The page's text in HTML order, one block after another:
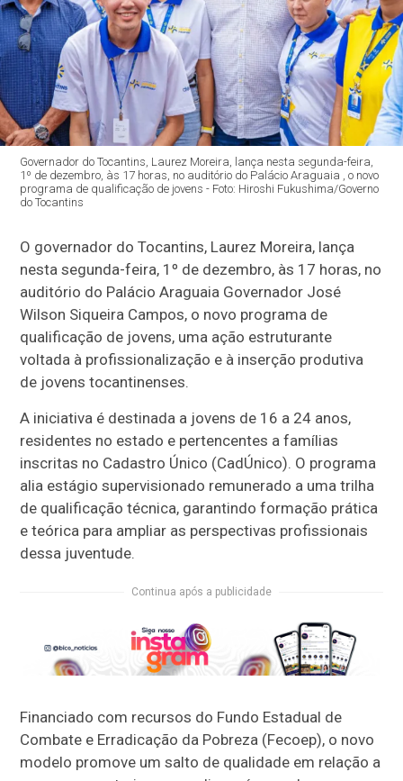
Governador do Tocantins, Laurez Moreira, lança nesta segunda-feira,
1º de dezembro, às 17 horas, no auditório do Palácio Araguaia , o novo
programa de qualificação de jovens - Foto: Hiroshi Fukushima/Governo
do Tocantins
O governador do Tocantins, Laurez Moreira, lança
nesta segunda-feira, 1º de dezembro, às 17 horas, no
auditório do Palácio Araguaia Governador José
Wilson Siqueira Campos, o novo programa de
qualificação de jovens, uma ação estruturante
voltada à profissionalização e à inserção produtiva
de jovens tocantinenses.
A iniciativa é destinada a jovens de 16 a 24 anos,
residentes no estado e pertencentes a famílias
inscritas no Cadastro Único (CadÚnico). O programa
alia estágio supervisionado remunerado a uma trilha
de qualificação técnica, garantindo formação prática
e teórica para ampliar as perspectivas profissionais
dessa juventude.
Continua após a publicidade
Financiado com recursos do Fundo Estadual de
Combate e Erradicação da Pobreza (Fecoep), o novo
modelo promove um salto de qualidade em relação a